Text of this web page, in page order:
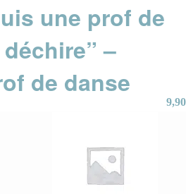
une prof de
–
de danse
9,90